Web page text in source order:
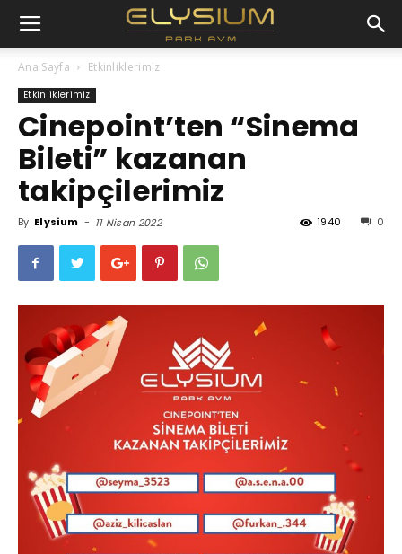
Ana Sayfa Etkinliklerimiz
Etkinliklerimiz
Cinepoint’ten “Sinema
Bileti” kazanan
takipçilerimiz
By Elysium - 11 Nisan 2022 0
1940